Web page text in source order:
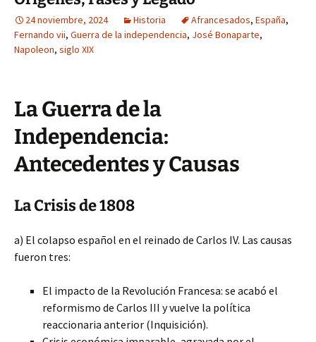
24 noviembre, 2024 Historia Afrancesados, España,
Fernando vii, Guerra de la independencia, José Bonaparte,
Napoleon, siglo XIX
La Guerra de la
Independencia:
Antecedentes y Causas
La Crisis de 1808
a) El colapso español en el reinado de Carlos IV. Las causas
fueron tres:
El impacto de la Revolución Francesa: se acabó el
reformismo de Carlos III y vuelve la política
reaccionaria anterior (Inquisición).